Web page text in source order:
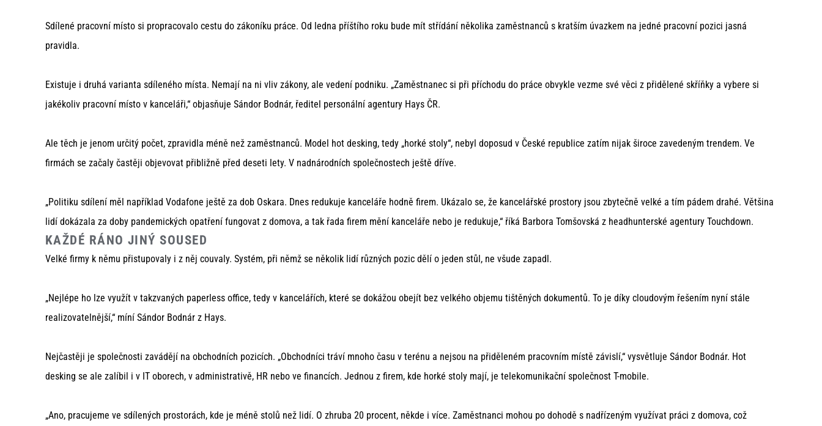
Sdílené pracovní místo si propracovalo cestu do zákoníku práce. Od ledna příštího roku bude mít střídání několika zaměstnanců s kratším úvazkem na jedné pracovní pozici jasná
pravidla.
Existuje i druhá varianta sdíleného místa. Nemají na ni vliv zákony, ale vedení podniku. „Zaměstnanec si při příchodu do práce obvykle vezme své věci z přidělené skříňky a vybere si
jakékoliv pracovní místo v kanceláři,“ objasňuje Sándor Bodnár, ředitel personální agentury Hays ČR.
Ale těch je jenom určitý počet, zpravidla méně než zaměstnanců. Model hot desking, tedy „horké stoly“, nebyl doposud v České republice zatím nijak široce zavedeným trendem. Ve
firmách se začaly častěji objevovat přibližně před deseti lety. V nadnárodních společnostech ještě dříve.
„Politiku sdílení měl například Vodafone ještě za dob Oskara. Dnes redukuje kanceláře hodně firem. Ukázalo se, že kancelářské prostory jsou zbytečně velké a tím pádem drahé. Většina
lidí dokázala za doby pandemických opatření fungovat z domova, a tak řada firem mění kanceláře nebo je redukuje,“ říká Barbora Tomšovská z headhunterské agentury Touchdown.
KAŽDÉ RÁNO JINÝ SOUSED
Velké firmy k němu přistupovaly i z něj couvaly. Systém, při němž se několik lidí různých pozic dělí o jeden stůl, ne všude zapadl.
„Nejlépe ho lze využít v takzvaných paperless office, tedy v kancelářích, které se dokážou obejít bez velkého objemu tištěných dokumentů. To je díky cloudovým řešením nyní stále
realizovatelnější,“ míní Sándor Bodnár z Hays.
Nejčastěji je společnosti zavádějí na obchodních pozicích. „Obchodníci tráví mnoho času v terénu a nejsou na přiděleném pracovním místě závislí,“ vysvětluje Sándor Bodnár. Hot
desking se ale zalíbil i v IT oborech, v administrativě, HR nebo ve financích. Jednou z firem, kde horké stoly mají, je telekomunikační společnost T-mobile.
„Ano, pracujeme ve sdílených prostorách, kde je méně stolů než lidí. O zhruba 20 procent, někde i více. Zaměstnanci mohou po dohodě s nadřízeným využívat práci z domova, což